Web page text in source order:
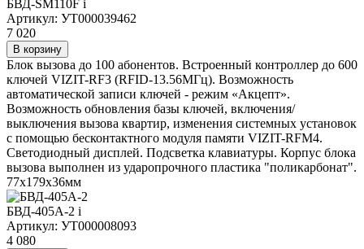
БВД-SM110F i
Артикул: УТ000039462
7 020
В корзину
Блок вызова до 100 абонентов. Встроенный контроллер до 600
ключей VIZIT-RF3 (RFID-13.56МГц). Возможность
автоматической записи ключей - режим «Акцепт».
Возможность обновления базы ключей, включения/
выключения вызова квартир, изменения системных установок
с помощью бесконтактного модуля памяти VIZIT-RFM4.
Светодиодный дисплей. Подсветка клавиатуры. Корпус блока
вызова выполнен из ударопрочного пластика "поликарбонат".
77х179х36мм
БВД-405А-2 i
Артикул: УТ000008093
4 080